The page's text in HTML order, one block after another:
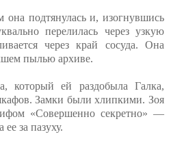
подтянулась и, изогнувшись
перелилась через узкую
через край сосуда. Она
пылью архиве.
который ей раздобыла Галка,
Замки были хлипкими. Зоя
«Совершенно секретно» —
за пазуху.